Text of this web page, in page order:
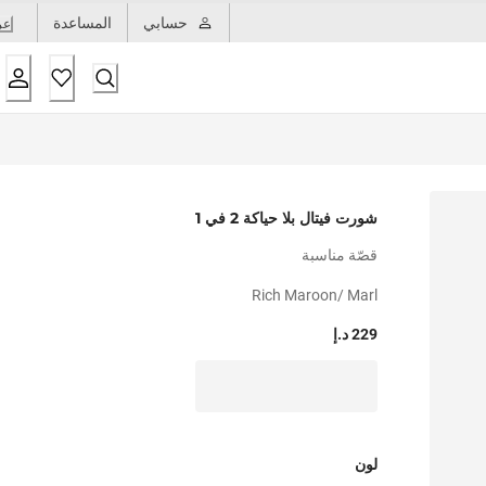
حسابي المساعدة
شورت فيتال بلا حياكة 2 في 1
قصّة مناسبة
Rich Maroon/ Marl
229 د.إ
لون